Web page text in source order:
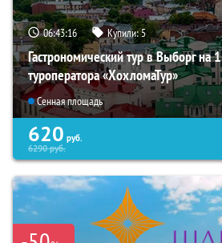
06:43:15 Купили:5
Гастрономический тур в Выборг на
туроператора «ХохломаТур»
Сенная площадь
620 руб.
6290руб.